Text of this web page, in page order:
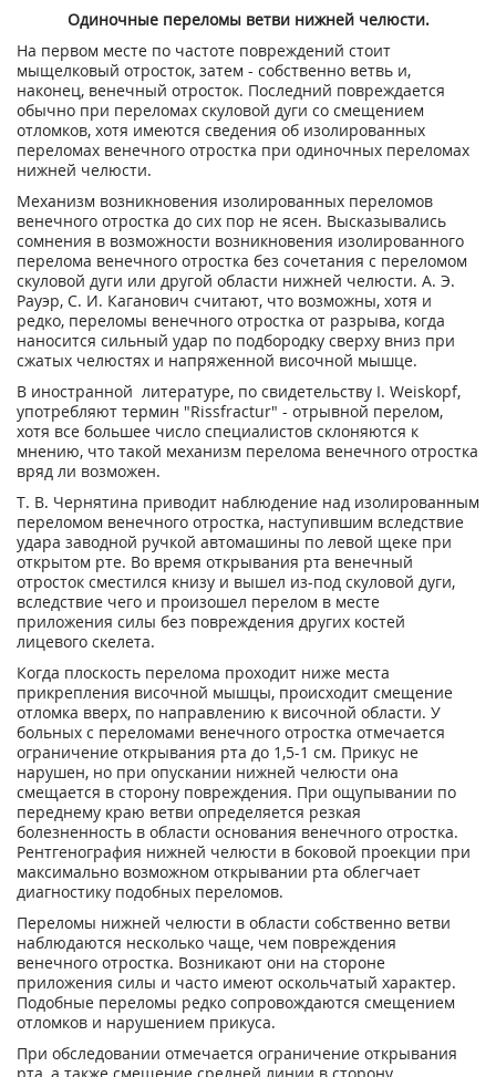
Одиночные переломы ветви нижней челюсти.
На первом месте по частоте повреждений стоит
мыщелковый отросток, затем - собственно ветвь и,
наконец, венечный отросток. Последний повреждается
обычно при переломах скуловой дуги со смещением
отломков, хотя имеются сведения об изолированных
переломах венечного отростка при одиночных переломах
нижней челюсти.
Механизм возникновения изолированных переломов
венечного отростка до сих пор не ясен. Высказывались
сомнения в возможности возникновения изолированного
перелома венечного отростка без сочетания с переломом
скуловой дуги или другой области нижней челюсти. А. Э.
Рауэр, С. И. Каганович считают, что возможны, хотя и
редко, переломы венечного отростка от разрыва, когда
наносится сильный удар по подбородку сверху вниз при
сжатых челюстях и напряженной височной мышце.
В иностранной литературе, по свидетельству I. Weiskopf,
употребляют термин "Rissfractur" - отрывной перелом,
хотя все большее число специалистов склоняются к
мнению, что такой механизм перелома венечного отростка
вряд ли возможен.
Т. В. Чернятина приводит наблюдение над изолированным
переломом венечного отростка, наступившим вследствие
удара заводной ручкой автомашины по левой щеке при
открытом рте. Во время открывания рта венечный
отросток сместился книзу и вышел из-под скуловой дуги,
вследствие чего и произошел перелом в месте
приложения силы без повреждения других костей
лицевого скелета.
Когда плоскость перелома проходит ниже места
прикрепления височной мышцы, происходит смещение
отломка вверх, по направлению к височной области. У
больных с переломами венечного отростка отмечается
ограничение открывания рта до 1,5-1 см. Прикус не
нарушен, но при опускании нижней челюсти она
смещается в сторону повреждения. При ощупывании по
переднему краю ветви определяется резкая
болезненность в области основания венечного отростка.
Рентгенография нижней челюсти в боковой проекции при
максимально возможном открывании рта облегчает
диагностику подобных переломов.
Переломы нижней челюсти в области собственно ветви
наблюдаются несколько чаще, чем повреждения
венечного отростка. Возникают они на стороне
приложения силы и часто имеют оскольчатый характер.
Подобные переломы редко сопровождаются смещением
отломков и нарушением прикуса.
При обследовании отмечается ограничение открывания
рта, а также смещение средней линии в сторону